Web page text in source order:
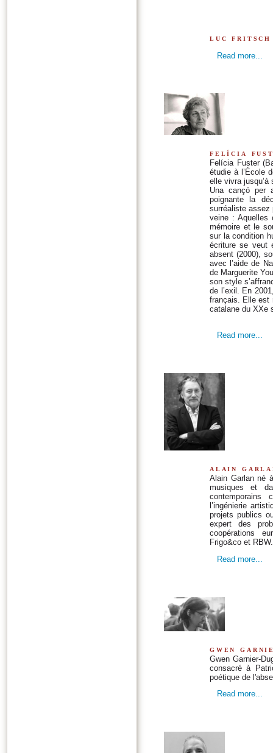
luc fritsch
Read more...
felícia
Felícia Fuster
étudie à l’École
elle vivra
Una cançó per
poignante la
surréaliste assez
veine : Aquelles
mémoire et le
sur la condition
écriture se veut
absent (2000),
avec l’aide de
de Marguerite
son style
de l’exil. En
français. Elle est
catalane du XXe
Read more...
alain
Alain Garlan né
musiques et
contemporains
l’ingénierie
projets publics
expert des
coopérations
Frigo&co et RBW.
Read more...
gwen
Gwen Garnier-
consacré à
poétique de
Read more...